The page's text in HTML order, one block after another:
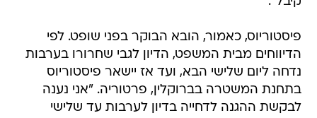
פיסטוריוס, כאמור, הובא הבוקר בפני שופט. לפי
הדיווחים מבית המשפט, הדיון לגבי שחרורו בערבות
נדחה ליום שלישי הבא, ועד אז יישאר פיסטוריוס
בתחנת המשטרה בברוקלין, פרטוריה. "אני נענה
לבקשת ההגנה לדחייה בדיון לערבות עד שלישי